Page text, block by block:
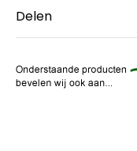
Delen